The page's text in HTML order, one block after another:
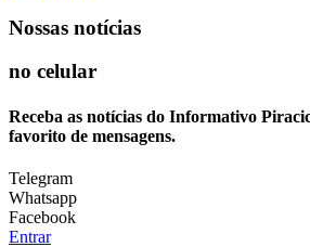
Nossas notícias
no celular
Receba as notícias do Informativo
favorito de mensagens.
Telegram
Whatsapp
Facebook
Entrar